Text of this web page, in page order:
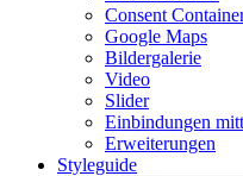
Consent
Google Maps
Bildergalerie
Video
Slider
Einbindungen
Erweiterungen
Styleguide